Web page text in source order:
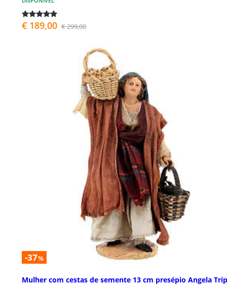
€ 189,00 € 299,00
-37%
Mulher com cestas de semente 13 cm presépio Angela